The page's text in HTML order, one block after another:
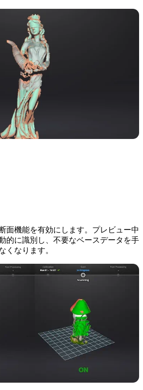
面機能を有効にします。プレビュー中
的に識別し、不要なベースデータを手
くなります。